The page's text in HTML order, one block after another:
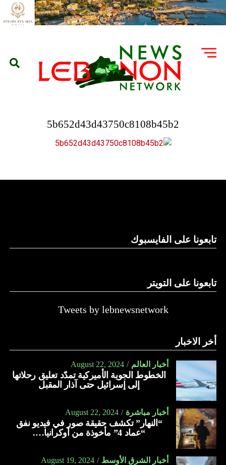
5b652d43d43750c8108b45b2
تابعونا على الفايسبوك
تابعونا على التويتر
Tweets by lebnewsnetwork
أخر الاخبار
أخبار العالم August 22, 2024
الخطوط الجوية الأميركية تمدّد تعليق رحلاتها
إلى إسرائيل حتى آذار المقبل
أخبار مباشرة August 22, 2024
“النهار” تكشف حقيقة صور في فيديو نفق
“عماد 4” مأخوذة من أوكرانيا….
أخبار الشرق الأوسط August 19, 2024